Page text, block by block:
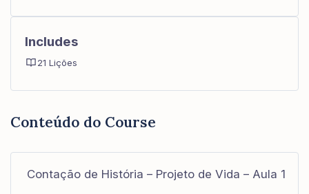
Conteúdo do Course
Contação de História – Projeto de Vida – Aula 1
Includes
21 Lições